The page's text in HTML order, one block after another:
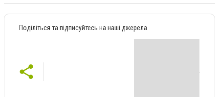
Поділіться та підписуйтесь на наші джерела